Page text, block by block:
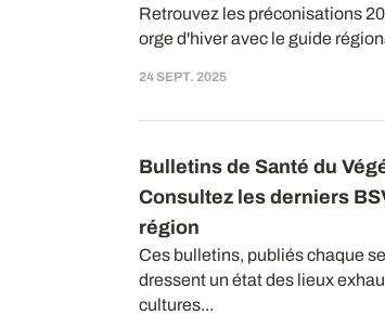
Retrouvez les préconisations
orge d'hiver avec le guide
24 SEPT. 2025
Bulletins de Santé du
Consultez les derniers
région
Ces bulletins, publiés chaque
dressent un état des lieux
cultures...